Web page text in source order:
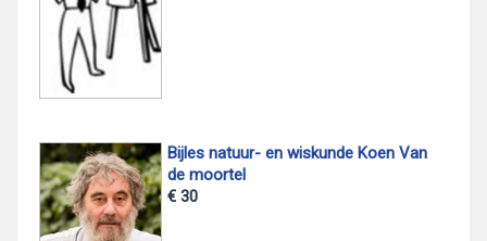
Bijles natuur- en wiskunde Koen Van
de moortel
€ 30